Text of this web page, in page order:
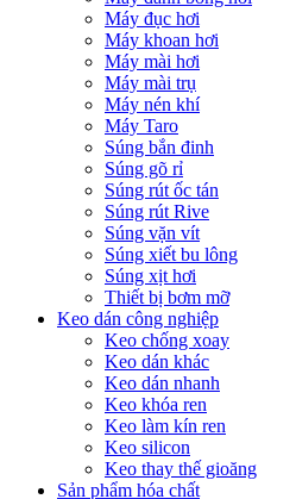
Máy đục hơi
Máy khoan hơi
Máy mài hơi
Máy mài trụ
Máy nén khí
Máy Taro
Súng bắn đinh
Súng gõ rỉ
Súng rút ốc tán
Súng rút Rive
Súng vặn vít
Súng xiết bu lông
Súng xịt hơi
Thiết bị bơm mỡ
Keo dán công nghiệp
Keo chống xoay
Keo dán khác
Keo dán nhanh
Keo khóa ren
Keo làm kín ren
Keo silicon
Keo thay thế gioăng
Sản phẩm hóa chất